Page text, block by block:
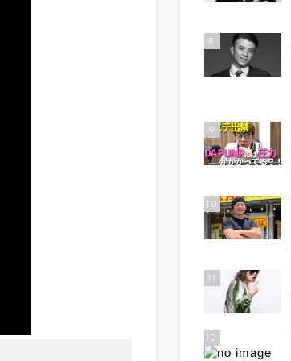
8
9
10
11
12